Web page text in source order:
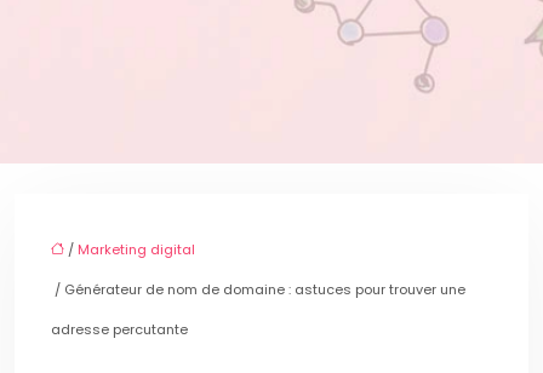
/ Marketing digital
/ Générateur de nom de domaine : astuces pour trouver une
adresse percutante